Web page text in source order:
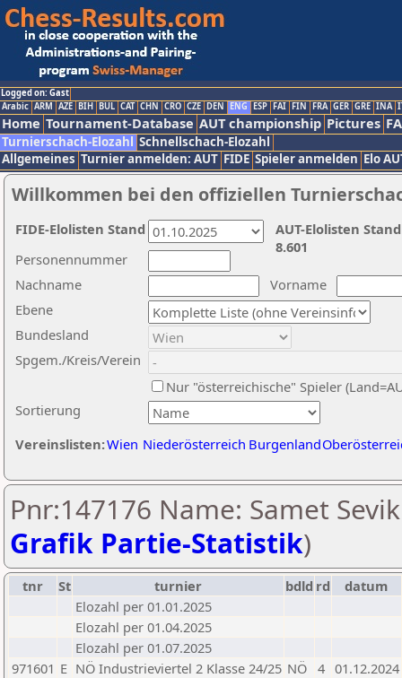
Logged on: Gast
Arabic ARM AZE BIH BUL CAT CHN CRO CZE DEN ENG ESP FAI FIN FRA GER GRE INA
Home Tournament-Database AUT championship Pictures
Turnierschach-Elozahl Schnellschach-Elozahl
Allgemeines Turnier anmelden: AUT FIDE Spieler anmelden Elo
Willkommen bei den offiziellen
Nachname
Vorname
Ebene
Sortierung
Personennummer
Bundesland
Spgem./Kreis/Verein
Nur "österreichische" Spieler
Vereinslisten:Wien Niederösterreich Burgenland
AUT-Elolisten
8.601
FIDE-Elolisten Stand
Pnr:147176 Name: Samet
Grafik Partie-Statistik)
tnr St turnier bdld rd
datum
Elozahl per 01.01.2025
Elozahl per 01.04.2025
Elozahl per 01.07.2025
971601 E NÖ Industrieviertel 2 Klasse 24/25 NÖ 4 01.12.2024